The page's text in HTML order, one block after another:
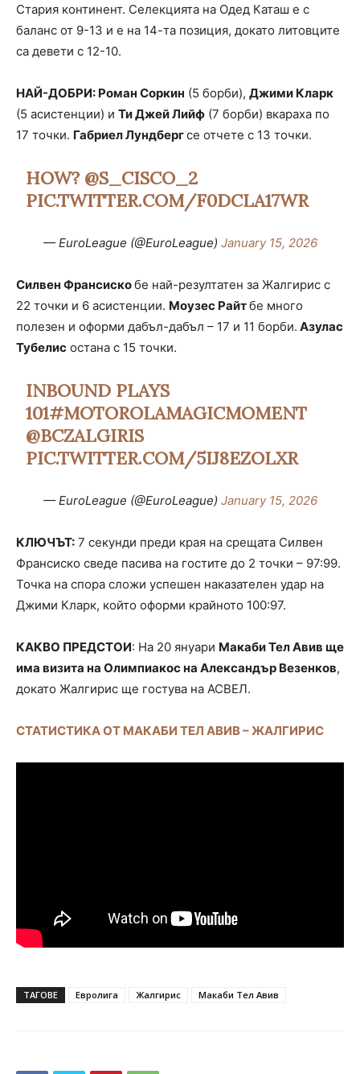
Стария континент. Селекцията на Одед Каташ е с
баланс от 9-13 и е на 14-та позиция, докато литовците
са девети с 12-10.
НАЙ-ДОБРИ: Роман Соркин (5 борби), Джими Кларк
(5 асистенции) и Ти Джей Лийф (7 борби) вкараха по
17 точки. Габриел Лундбергсе отчете с 13 точки.
HOW? @S_CISCO_2
PIC.TWITTER.COM/F0DCLA17WR
— EuroLeague (@EuroLeague) January 15, 2026
Силвен Франсискобе най-резултатен за Жалгирис с
22 точки и 6 асистенции. Моузес Райтбе много
полезен и оформи дабъл-дабъл – 17 и 11 борби. Азулас
Тубелис остана с 15 точки.
INBOUND PLAYS
101#MOTOROLAMAGICMOMENT
@BCZALGIRIS
PIC.TWITTER.COM/5IJ8EZOLXR
— EuroLeague (@EuroLeague) January 15, 2026
КЛЮЧЪТ: 7 секунди преди края на срещата Силвен
Франсиско сведе пасива на гостите до 2 точки – 97:99.
Точка на спора сложи успешен наказателен удар на
Джими Кларк, който оформи крайното 100:97.
КАКВО ПРЕДСТОИ: На 20 януари Макаби Тел Авив ще
има визита на Олимпиакос на Александър Везенков,
докато Жалгирис ще гостува на АСВЕЛ.
СТАТИСТИКА ОТ МАКАБИ ТЕЛ АВИВ – ЖАЛГИРИС
ТАГОВЕ Евролига Жалгирис Макаби Тел Авив